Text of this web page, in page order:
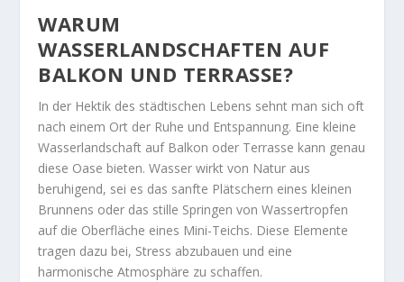
WARUM
WASSERLANDSCHAFTEN AUF
BALKON UND TERRASSE?
In der Hektik des städtischen Lebens sehnt man sich oft
nach einem Ort der Ruhe und Entspannung. Eine kleine
Wasserlandschaft auf Balkon oder Terrasse kann genau
diese Oase bieten. Wasser wirkt von Natur aus
beruhigend, sei es das sanfte Plätschern eines kleinen
Brunnens oder das stille Springen von Wassertropfen
auf die Oberfläche eines Mini-Teichs. Diese Elemente
tragen dazu bei, Stress abzubauen und eine
harmonische Atmosphäre zu schaffen.